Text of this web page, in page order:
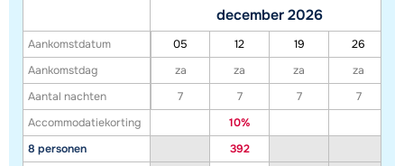
Aankomstdatum
Aankomstdag
Aantal nachten
Accommodatiekorting
8 personen
december 2026
05 12 19
26
za
za za
za
7
7 7
7
10%
392